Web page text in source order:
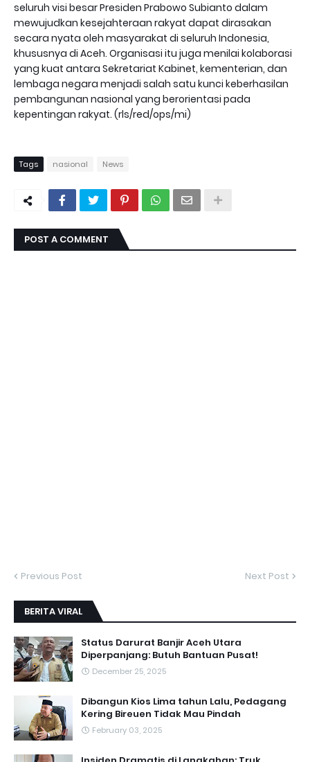
seluruh visi besar Presiden Prabowo Subianto dalam
mewujudkan kesejahteraan rakyat dapat dirasakan
secara nyata oleh masyarakat di seluruh Indonesia,
khususnya di Aceh. Organisasi itu juga menilai kolaborasi
yang kuat antara Sekretariat Kabinet, kementerian, dan
lembaga negara menjadi salah satu kunci keberhasilan
pembangunan nasional yang berorientasi pada
kepentingan rakyat. (rls/red/ops/mi)
Tags nasional News
POST A COMMENT
Previous Post Next Post
BERITA VIRAL
Status Darurat Banjir Aceh Utara
Diperpanjang: Butuh Bantuan Pusat!
December 25, 2025
Dibangun Kios Lima tahun Lalu, Pedagang
Kering Bireuen Tidak Mau Pindah
February 03, 2025